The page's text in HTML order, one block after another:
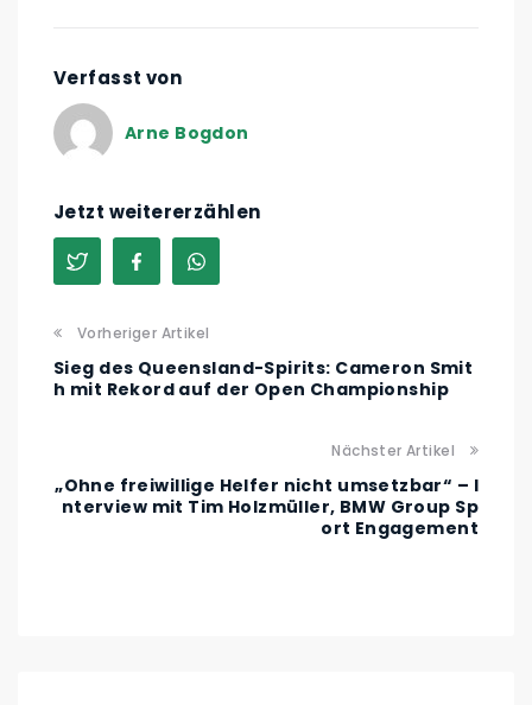
Verfasst von
Arne Bogdon
Jetzt weitererzählen
Vorheriger Artikel
Sieg des Queensland-Spirits: Cameron Smit
h mit Rekord auf der Open Championship
Nächster Artikel
„Ohne freiwillige Helfer nicht umsetzbar“ – I
nterview mit Tim Holzmüller, BMW Group Sp
ort Engagement